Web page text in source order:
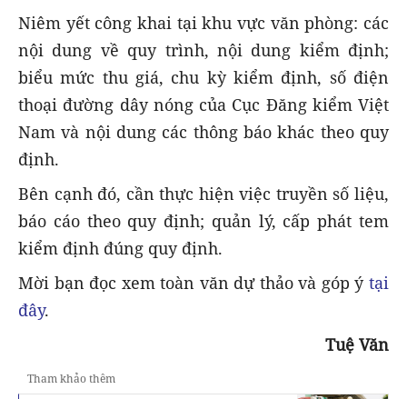
Niêm yết công khai tại khu vực văn phòng: các
nội dung về quy trình, nội dung kiểm định;
biểu mức thu giá, chu kỳ kiểm định, số điện
thoại đường dây nóng của Cục Đăng kiểm Việt
Nam và nội dung các thông báo khác theo quy
định.
Bên cạnh đó, cần thực hiện việc truyền số liệu,
báo cáo theo quy định; quản lý, cấp phát tem
kiểm định đúng quy định.
Mời bạn đọc xem toàn văn dự thảo và góp ý tại
đây.
Tuệ Văn
Tham khảo thêm